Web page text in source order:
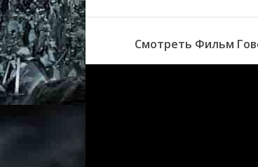
Смотреть Фильм